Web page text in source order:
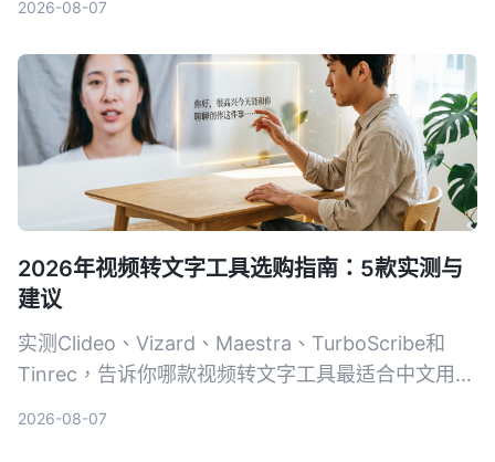
2026-08-07
2026年视频转文字工具选购指南：5款实测与
建议
实测Clideo、Vizard、Maestra、TurboScribe和
Tinrec，告诉你哪款视频转文字工具最适合中文用
2026-08-07